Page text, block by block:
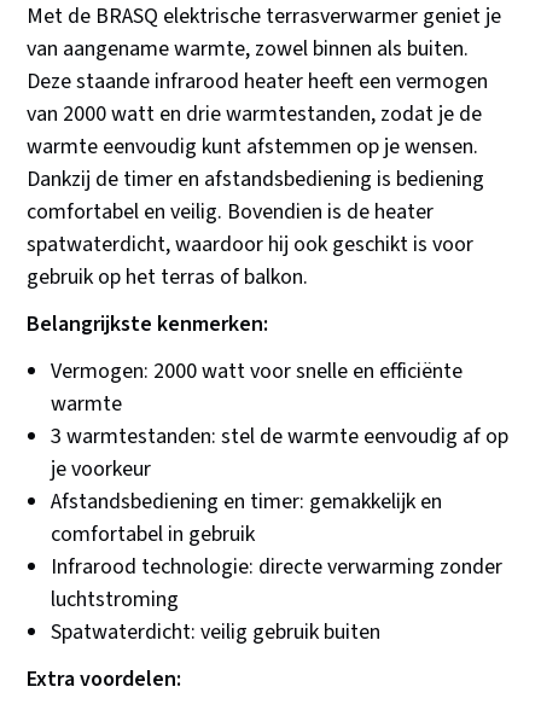
Met de BRASQ elektrische terrasverwarmer geniet je
van aangename warmte, zowel binnen als buiten.
Deze staande infrarood heater heeft een vermogen
van 2000 watt en drie warmtestanden, zodat je de
warmte eenvoudig kunt afstemmen op je wensen.
Dankzij de timer en afstandsbediening is bediening
comfortabel en veilig. Bovendien is de heater
spatwaterdicht, waardoor hij ook geschikt is voor
gebruik op het terras of balkon.
Belangrijkste kenmerken:
Vermogen: 2000 watt voor snelle en efficiënte
warmte
3 warmtestanden: stel de warmte eenvoudig af op
je voorkeur
Afstandsbediening en timer: gemakkelijk en
comfortabel in gebruik
Infrarood technologie: directe verwarming zonder
luchtstroming
Spatwaterdicht: veilig gebruik buiten
Extra voordelen: